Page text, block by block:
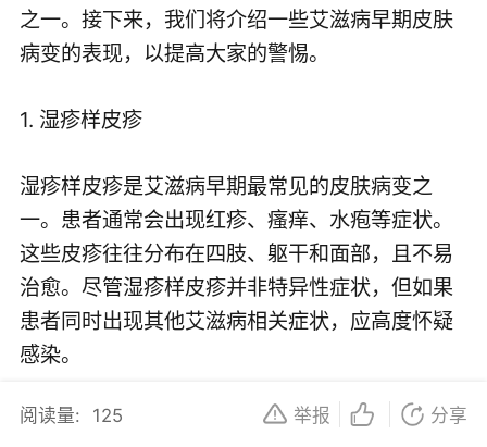
之一。接下来，我们将介绍一些艾滋病早期皮肤
病变的表现，以提高大家的警惕。
1. 湿疹样皮疹
湿疹样皮疹是艾滋病早期最常见的皮肤病变之
一。患者通常会出现红疹、瘙痒、水疱等症状。
这些皮疹往往分布在四肢、躯干和面部，且不易
治愈。尽管湿疹样皮疹并非特异性症状，但如果
患者同时出现其他艾滋病相关症状，应高度怀疑
感染。
2. 紫斑
阅读量: 125 举报 分享